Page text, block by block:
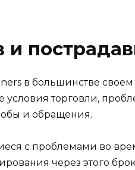
и
в большинстве
торговли,
и обращения.
с проблемами во
через этого